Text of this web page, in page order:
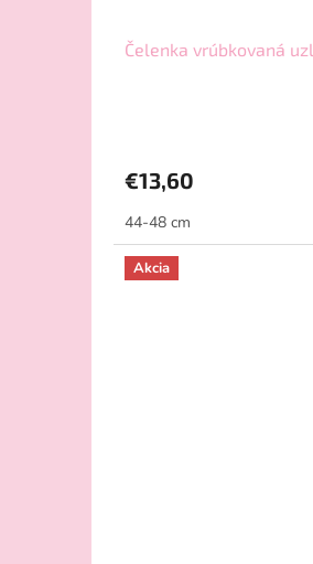
Čelenka vrúbkovaná
€13,60
44-48 cm
Akcia